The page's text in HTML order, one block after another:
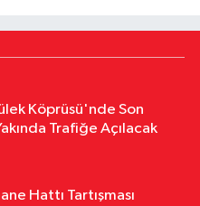
Köprüsü'nde Son
Trafiğe Açılacak
Hattı Tartışması